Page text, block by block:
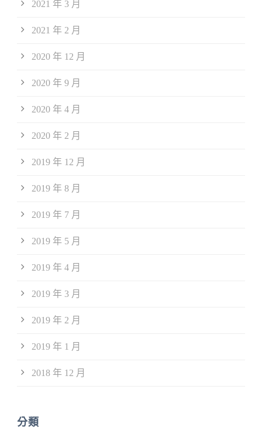
2021 年 3 月
2021 年 2 月
2020 年 12 月
2020 年 9 月
2020 年 4 月
2020 年 2 月
2019 年 12 月
2019 年 8 月
2019 年 7 月
2019 年 5 月
2019 年 4 月
2019 年 3 月
2019 年 2 月
2019 年 1 月
2018 年 12 月
分類